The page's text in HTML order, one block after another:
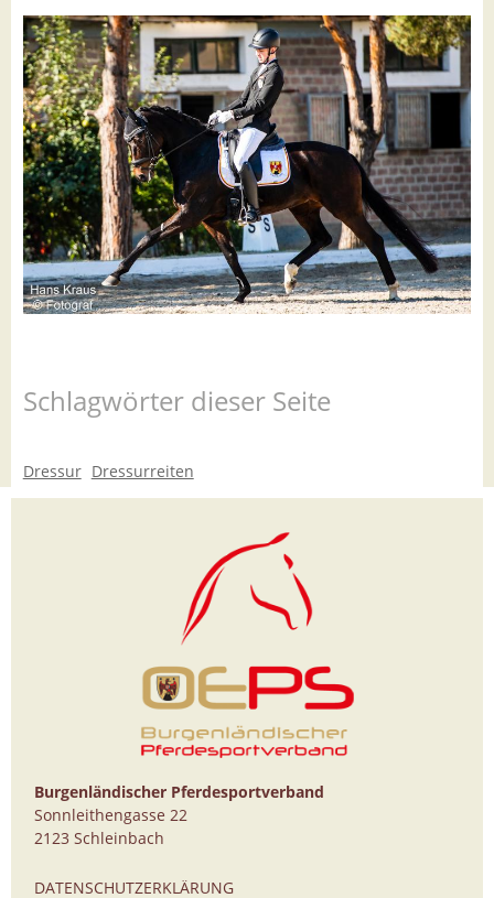
Schlagwörter dieser Seite
Dressur Dressurreiten
Burgenländischer Pferdesportverband
Sonnleithengasse 22
2123 Schleinbach
DATENSCHUTZERKLÄRUNG